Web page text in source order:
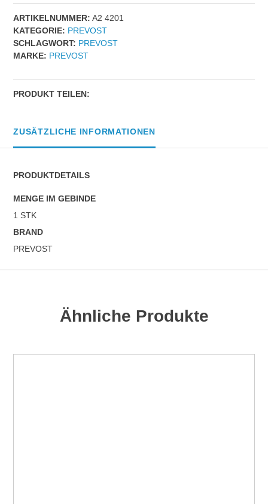
AG
BSPT
=
R
1
|
AG
R
ARTIKELNUMMER: A2 4201
KATEGORIE: PREVOST
SCHLAGWORT: PREVOST
MARKE: PREVOST
PRODUKT TEILEN:
ZUSÄTZLICHE INFORMATIONEN
PRODUKTDETAILS
MENGE IM GEBINDE
1 STK
BRAND
PREVOST
Ähnliche Produkte